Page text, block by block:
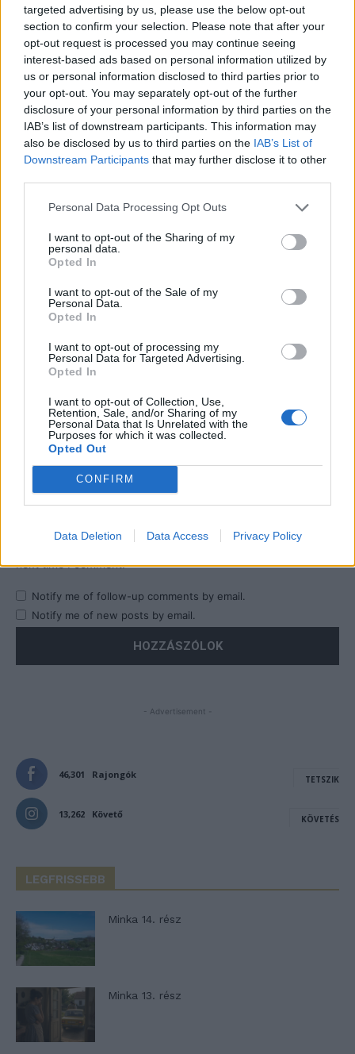
targeted advertising by us, please use the below opt-out
section to confirm your selection. Please note that after your
opt-out request is processed you may continue seeing
interest-based ads based on personal information utilized by
us or personal information disclosed to third parties prior to
your opt-out. You may separately opt-out of the further
disclosure of your personal information by third parties on the
IAB’s list of downstream participants. This information may
also be disclosed by us to third parties on the IAB’s List of
Downstream Participants that may further disclose it to other
Personal Data Processing Opt Outs
I want to opt-out of the Sharing of my
personal data.
Opted In
I want to opt-out of the Sale of my
Personal Data.
Opted In
I want to opt-out of processing my
Personal Data for Targeted Advertising.
Opted In
I want to opt-out of Collection, Use,
Retention, Sale, and/or Sharing of my
Personal Data that Is Unrelated with the
Purposes for which it was collected.
Opted Out
CONFIRM
Data Deletion Data Access Privacy Policy
Minka 13. rész
Halál a Tresco-szigeten – A Josh
Clayton-ügy
HOZZÁSZÓLOK A CIKKHEZ
Save my name, email, and website in this browser for the
next time I comment.
Notify me of follow-up comments by email.
Notify me of new posts by email.
- Advertisement -
46,301 Rajongók TETSZIK
13,262 Követő KÖVETÉS
LEGFRISSEBB
Minka 14. rész
Minka 13. rész